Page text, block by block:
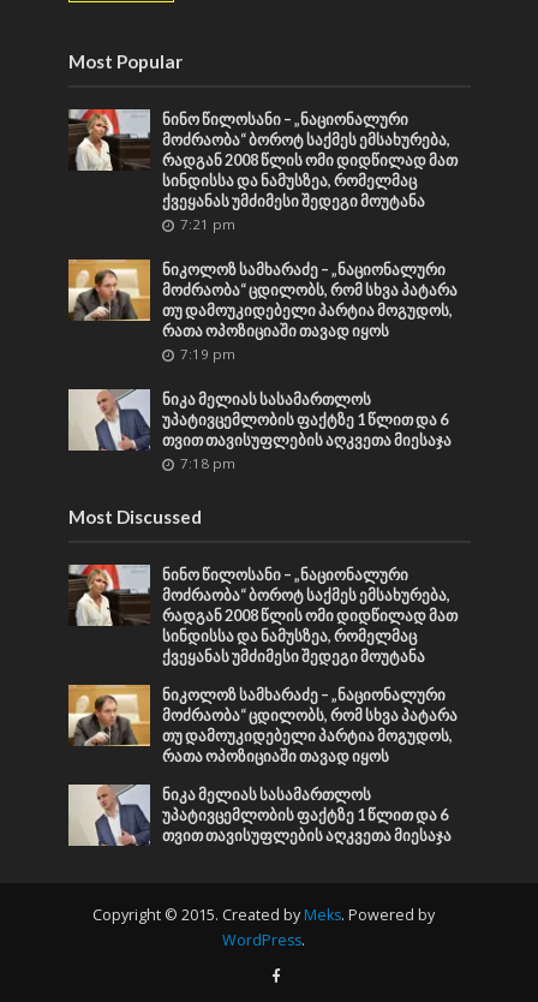
Most Popular
ნინო წილოსანი – „ნაციონალური
მოძრაობა“ ბოროტ საქმეს ემსახურება,
რადგან 2008 წლის ომი დიდწილად მათ
სინდისსა და ნამუსზეა, რომელმაც
ქვეყანას უმძიმესი შედეგი მოუტანა
7:21 pm
ნიკოლოზ სამხარაძე – „ნაციონალური
მოძრაობა“ ცდილობს, რომ სხვა პატარა
თუ დამოუკიდებელი პარტია მოგუდოს,
რათა ოპოზიციაში თავად იყოს
7:19 pm
ნიკა მელიას სასამართლოს
უპატივცემლობის ფაქტზე 1 წლით და 6
თვით თავისუფლების აღკვეთა მიესაჯა
7:18 pm
Most Discussed
ნინო წილოსანი – „ნაციონალური
მოძრაობა“ ბოროტ საქმეს ემსახურება,
რადგან 2008 წლის ომი დიდწილად მათ
სინდისსა და ნამუსზეა, რომელმაც
ქვეყანას უმძიმესი შედეგი მოუტანა
ნიკოლოზ სამხარაძე – „ნაციონალური
მოძრაობა“ ცდილობს, რომ სხვა პატარა
თუ დამოუკიდებელი პარტია მოგუდოს,
რათა ოპოზიციაში თავად იყოს
ნიკა მელიას სასამართლოს
უპატივცემლობის ფაქტზე 1 წლით და 6
თვით თავისუფლების აღკვეთა მიესაჯა
Copyright © 2015. Created by Meks. Powered by
WordPress.